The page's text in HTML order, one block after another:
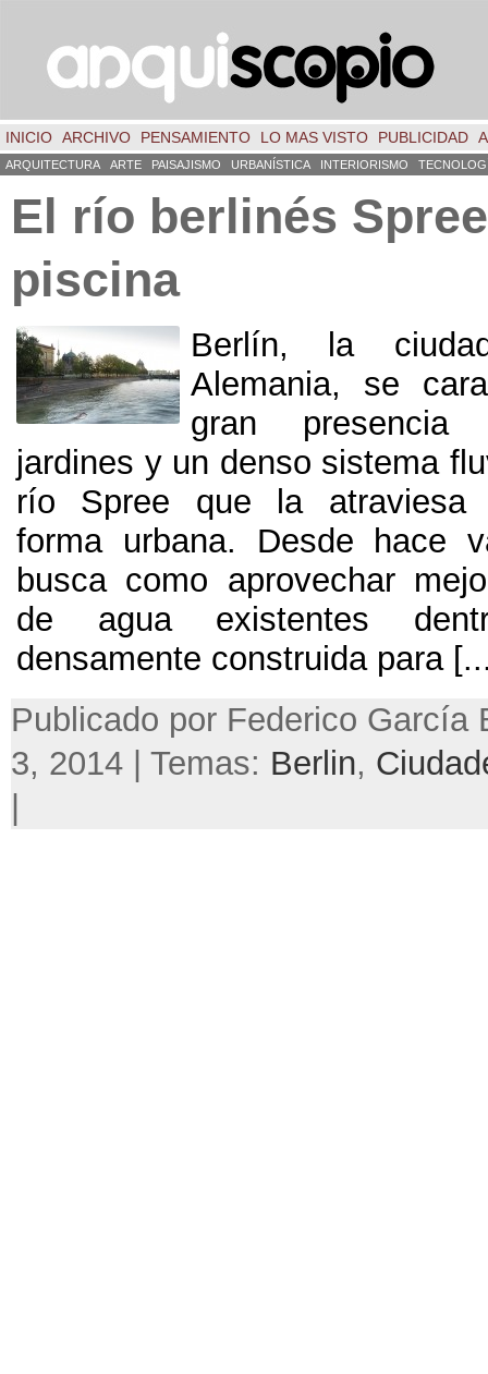
INICIO ARCHIVO PENSAMIENTO LO MAS VISTO PUBLICIDAD
ARQUITECTURA ARTE PAISAJISMO URBANÍSTICA INTERIORISMO
El río berlinés
piscina
Berlín, la
Alemania, se
gran presencia
jardines y un denso sistema
río Spree que la atraviesa
forma urbana. Desde hace
busca como aprovechar
de agua existentes
densamente construida para
Publicado por Federico García
3, 2014 | Temas: Berlin,
|